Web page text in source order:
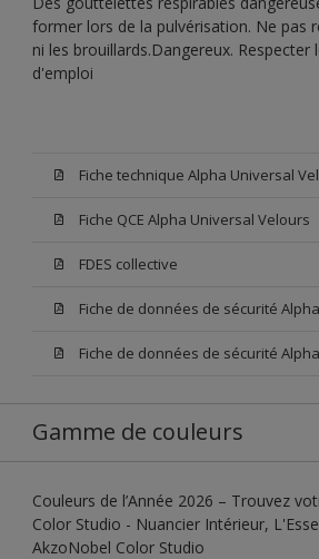
former lors de la pulvérisation. Ne pas
ni les brouillards.Dangereux. Respecter
d'emploi
Fiche technique Alpha Universal
Fiche QCE Alpha Universal Velours
FDES collective
Gamme de couleurs
Couleurs de l’Année 2026 – Trouvez
Color Studio - Nuancier Intérieur,
AkzoNobel Color Studio